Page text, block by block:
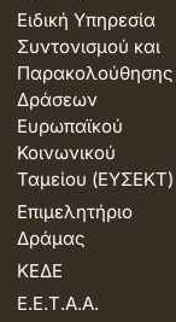
Ειδική Υπηρεσία
Συντονισμού και
Παρακολούθησης
Δράσεων
Ευρωπαϊκού
Κοινωνικού
Ταμείου (ΕΥΣΕΚΤ)
Επιμελητήριο
Δράμας
ΚΕΔΕ
Ε.Ε.Τ.Α.Α.